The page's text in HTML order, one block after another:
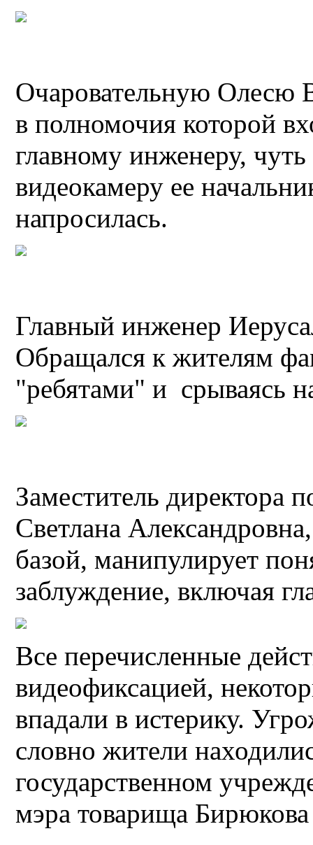
Очаровательную Олесю
в полномочия которой
главному инженеру,
видеокамеру ее
напросилась.
Главный инженер
Обращался к жителям
"ребятами" и срываясь
Заместитель директора
Светлана
базой, манипулирует
заблуждение, включая
Все перечисленные
видеофиксацией,
впадали в истерику.
словно жители
государственном
мэра товарища